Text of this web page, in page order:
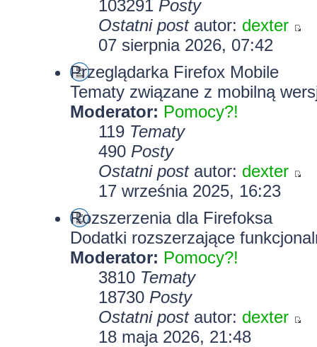
103291 Posty
Ostatni postautor: dexter
07 sierpnia 2026, 07:42
Przeglądarka Firefox Mobile
Tematy związane z mobilną
Moderator: Pomocy?!
119 Tematy
490 Posty
Ostatni postautor: dexter
17 września 2025, 16:23
Rozszerzenia dla Firefoksa
Dodatki rozszerzające
Moderator: Pomocy?!
3810 Tematy
18730 Posty
Ostatni postautor: dexter
18 maja 2026, 21:48